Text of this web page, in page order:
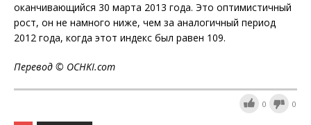
оканчивающийся 30 марта 2013 года. Это оптимистичный
рост, он не намного ниже, чем за аналогичный период
2012 года, когда этот индекс был равен 109.
Перевод © OCHKI.com
0 0